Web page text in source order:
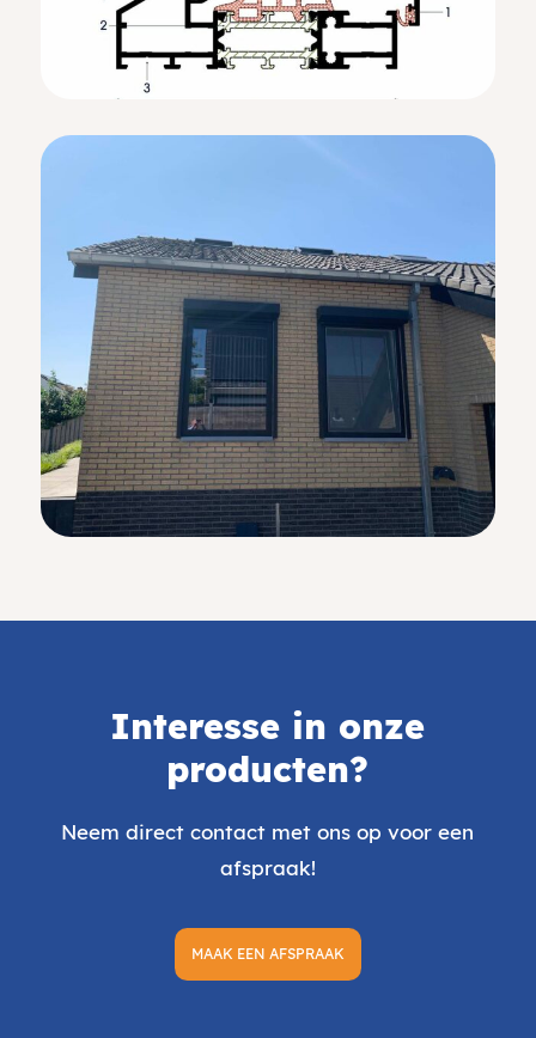
Interesse in onze
producten?
Neem direct contact met ons op voor een
afspraak!
MAAK EEN AFSPRAAK